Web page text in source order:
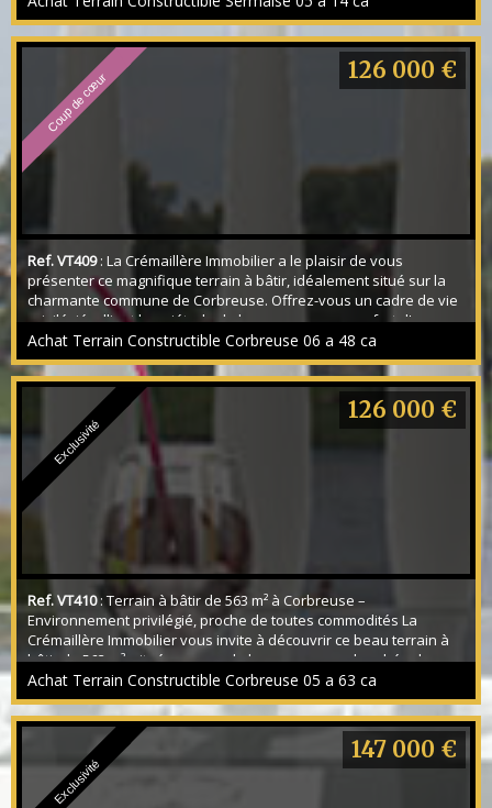
limite séparative de 6m et 2.5m pour les murs aveugles, façade
de 18m. En Zone UBa...
Coup de cœur
Ref. VT409: La Crémaillère Immobilier a le plaisir de vous
présenter ce magnifique terrain à bâtir, idéalement situé sur la
charmante commune de Corbreuse. Offrez-vous un cadre de vie
privilégié, alliant la quiétude de la campagne au confort d'un
village disposant de toutes les commodités essentielles. Une
adresse idéale pour les familles, avec une école maternelle et
primaire, un service de garderi...
Achat Terrain Constructible Corbreuse 06 a 48 ca
126 000 €
Exclusivité
Ref. VT410: Terrain à bâtir de 563 m² à Corbreuse –
Environnement privilégié, proche de toutes commodités La
Crémaillère Immobilier vous invite à découvrir ce beau terrain à
bâtir de 563 m², situé au cœur de la commune recherchée de
Corbreuse, dans un environnement calme et verdoyant. Vous
rêvez de construire votre maison dans un cadre paisible sans
renoncer aux services du quotidien ? Ce terrain ré...
Achat Terrain Constructible Corbreuse 05 a 63 ca
126 000 €
Exclusivité
147 000 €